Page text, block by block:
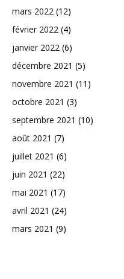
mars 2022 (12)
février 2022 (4)
janvier 2022 (6)
décembre 2021 (5)
novembre 2021 (11)
octobre 2021 (3)
septembre 2021 (10)
août 2021 (7)
juillet 2021 (6)
juin 2021 (22)
mai 2021 (17)
avril 2021 (24)
mars 2021 (9)